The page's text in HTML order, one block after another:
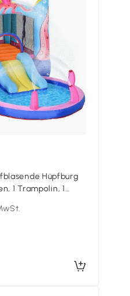
Hüpfburg
1 Trampolin, 1
x 180